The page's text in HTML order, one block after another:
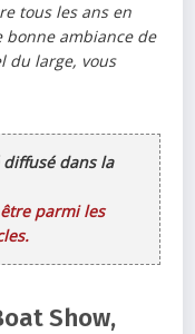
tous les ans en
ambiance de
du large, vous
dans la
parmi les
Show,